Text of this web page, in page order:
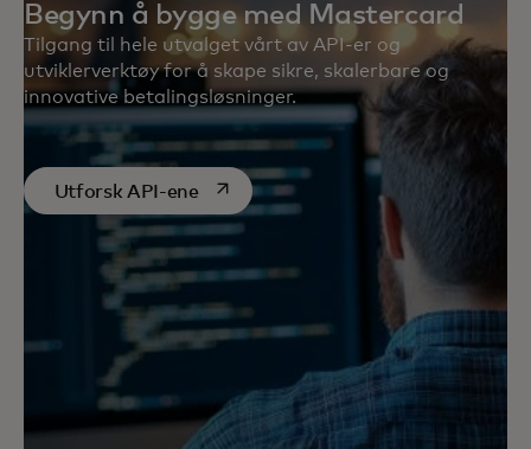
Begynn å bygge med Mastercard
Tilgang til hele utvalget vårt av API-er og
utviklerverktøy for å skape sikre, skalerbare og
innovative betalingsløsninger.
Utforsk API-eneopens in a new tab